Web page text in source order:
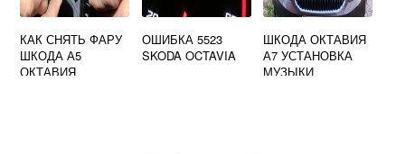
КАК СНЯТЬ ФАРУ
ШКОДА А5
ОКТАВИЯ
ОШИБКА 5523
SKODA OCTAVIA
ШКОДА ОКТАВИЯ
А7 УСТАНОВКА
МУЗЫКИ